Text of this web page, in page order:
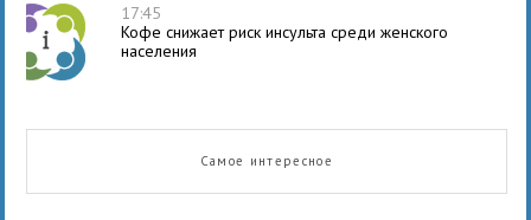
17:45
Кофе снижает риск инсульта среди женского
населения
Самое интересное